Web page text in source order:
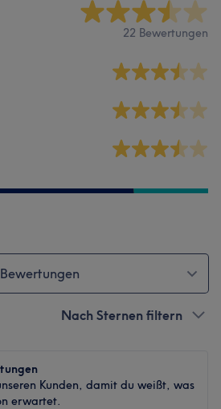
22 Bewertungen
Nach Sternen filtern
Kunden, damit du weißt, was
erwartet.